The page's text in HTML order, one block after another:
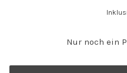
Nur noch ein